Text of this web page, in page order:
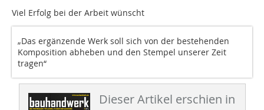
Viel Erfolg bei der Arbeit wünscht
„Das ergänzende Werk soll sich von der bestehenden
Komposition abheben und den Stempel unserer Zeit
tragen“
Dieser Artikel erschien in